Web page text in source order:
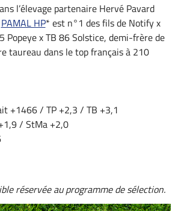
l’élevage partenaire Hervé Pavard
PAMAL HP* est n°1 des fils de Notify x
Popeye x TB 86 Solstice, demi-frère de
taureau dans le top français à 210
+1466 / TP +2,3 / TB +3,1
/ StMa +2,0
réservée au programme de sélection.